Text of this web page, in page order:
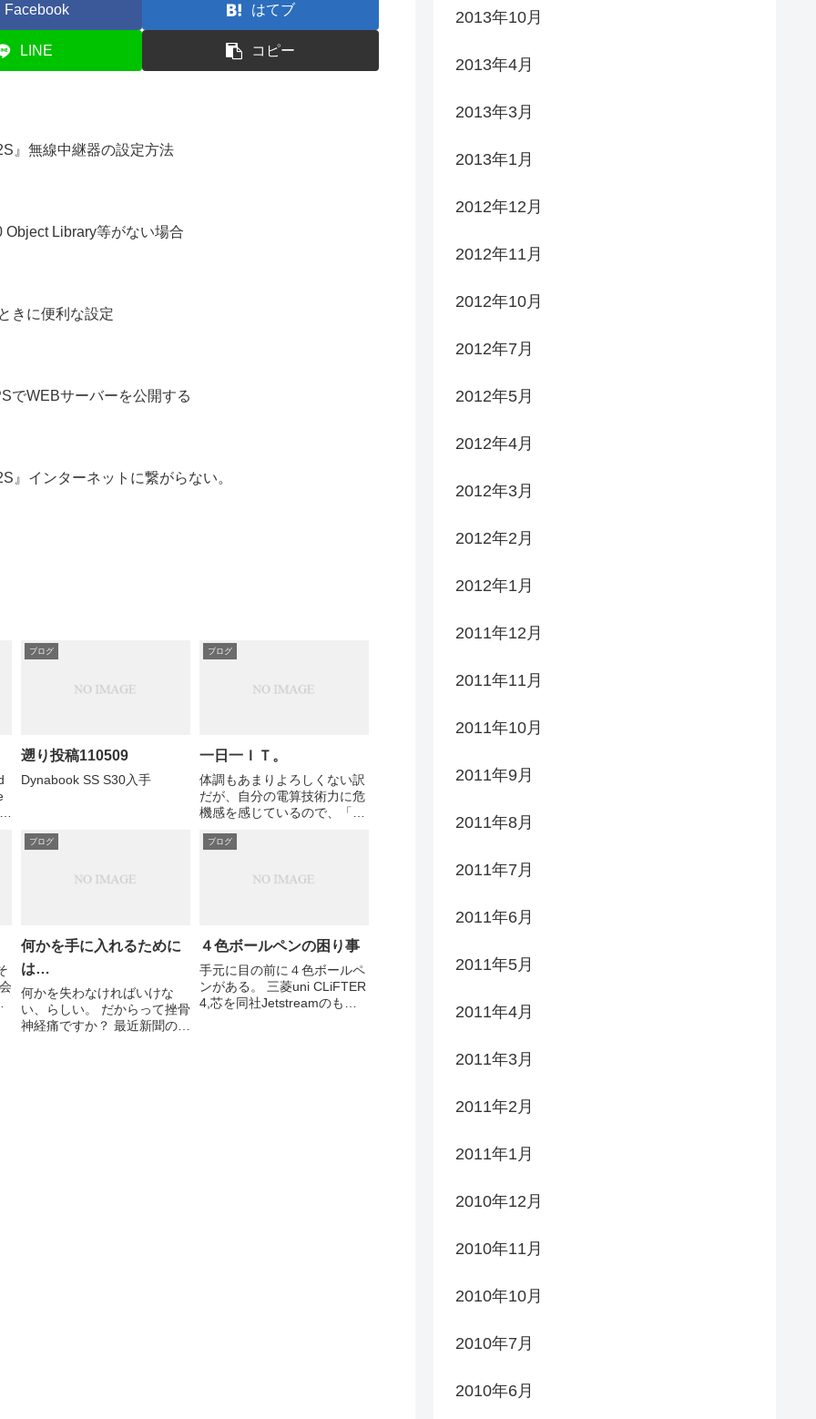
Facebook はてブ
LINE コピー
』無線中継器の設定方法
Library等がない場合
きに便利な設定
でWEBサーバーを公開する
』インターネットに繋がらない。
ブログ
遡り投稿110509
Dynabook SS S30入手
ブログ
一日一ＩＴ。
体調もあまりよろしくない訳
だが、自分の電算技術力に危
機感を感じているので、「一
つは「実際に手を動かし」て
た。 １０／１８（日） ノー
ブログ
何かを手に入れるために
は…
何かを失わなければいけな
い、らしい。 だからって挫骨
神経痛ですか？ 最近新聞のコ
ブログ
４色ボールペンの困り事
手元に目の前に４色ボールペ
ンがある。 三菱uni CLiFTER
4,芯を同社Jetstreamのもの
2013年10月
2013年4月
2013年3月
2013年1月
2012年12月
2012年11月
2012年10月
2012年7月
2012年5月
2012年4月
2012年3月
2012年2月
2012年1月
2011年12月
2011年11月
2011年10月
2011年9月
2011年8月
2011年7月
2011年6月
2011年5月
2011年4月
2011年3月
2011年2月
2011年1月
2010年12月
2010年11月
2010年10月
2010年7月
2010年6月